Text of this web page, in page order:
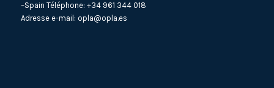
–Spain Téléphone: +34 961 344 018
Adresse e-mail: opla@opla.es